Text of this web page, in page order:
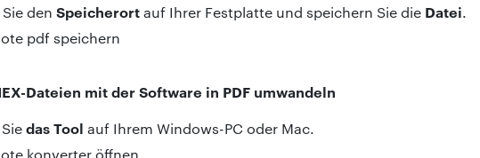
den Speicherortauf Ihrer Festplatte und speichern Sie die Datei.
Dateien mit der Software in PDF umwandeln
das Tool auf Ihrem Windows-PC oder Mac.